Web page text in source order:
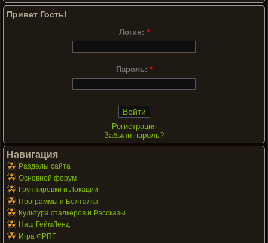
Привет Гость!
Логин: *
Пароль: *
Регистрация
Забыли пароль?
Навигация
Разделы сайта
Основной форум
Группировки и Локации
Программы и Болталка
Культура сталкеров и Рассказы
Наш ГеймЛенд
Игра ФРПГ